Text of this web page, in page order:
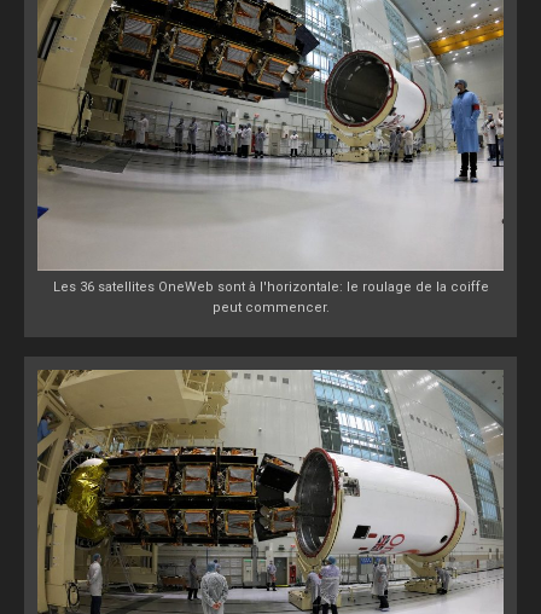
Les 36 satellites OneWeb sont à l'horizontale: le roulage de la coiffe
peut commencer.